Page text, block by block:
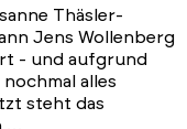
Thäsler-
Jens Wollenberg
- und aufgrund
alles
steht das